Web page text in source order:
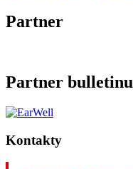
Partner
Partner bulletinu
Kontakty